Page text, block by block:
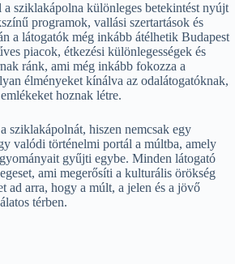
sziklakápolna különleges betekintést nyújt
programok, vallási szertartások és
a látogatók még inkább átélhetik Budapest
piacok, étkezési különlegességek és
ránk, ami még inkább fokozza a
élményeket kínálva az odalátogatóknak,
hoznak létre.
sziklakápolnát, hiszen nemcsak egy
valódi történelmi portál a múltba, amely
gyűjti egybe. Minden látogató
ami megerősíti a kulturális örökség
ad arra, hogy a múlt, a jelen és a jövő
térben.